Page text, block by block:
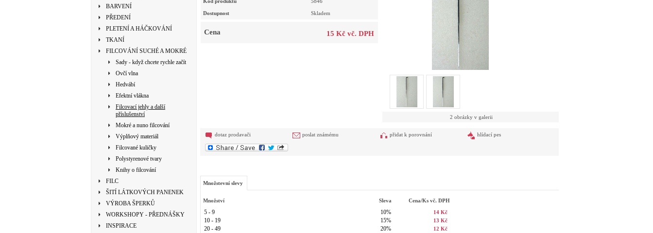
BARVENÍ
PŘEDENÍ
PLETENÍ A HÁČKOVÁNÍ
TKANÍ
FILCOVÁNÍ SUCHÉ A MOKRÉ
Sady - když chcete rychle začít
Ovčí vlna
Hedvábí
Efektní vlákna
Filcovací jehly a další
příslušenství
Mokré a nuno filcování
Výplňový materiál
Filcované kuličky
Polystyrenové tvary
Knihy o filcování
FILC
ŠITÍ LÁTKOVÝCH PANENEK
VÝROBA ŠPERKŮ
WORKSHOPY - PŘEDNÁŠKY
INSPIRACE
Dostupnost Skladem
Cena 15 Kč vč. DPH
2 obrázky v galerii
dotaz prodavači poslat známému přidat k porovnání hlídací pes
Množstevní slevy
Množství Sleva Cena/ks vč. DPH
5 - 9 10% 14 Kč
10 - 19 15% 13 Kč
20 - 49 20% 12 Kč